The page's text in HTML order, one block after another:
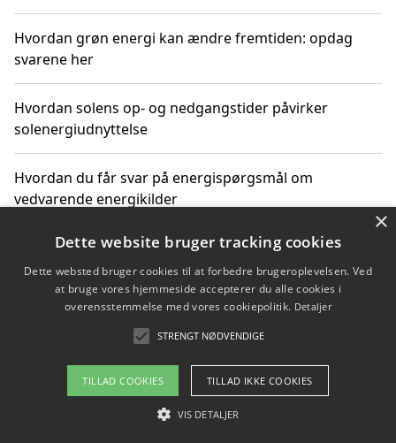
Hvordan grøn energi kan ændre fremtiden: opdag
svarene her
Hvordan solens op- og nedgangstider påvirker
solenergiudnyttelse
Hvordan du får svar på energispørgsmål om
vedvarende energikilder
Copyright 2026 - Pilanto Aps
Om / kontakt
Blog Betingelser
×
Dette website bruger tracking cookies
Dette websted bruger cookies til at forbedre brugeroplevelsen. Ved
at bruge vores hjemmeside accepterer du alle cookies i
overensstemmelse med vores cookiepolitik. Detaljer
STRENGT NØDVENDIGE
TILLAD COOKIES TILLAD IKKE COOKIES
VIS DETALJER